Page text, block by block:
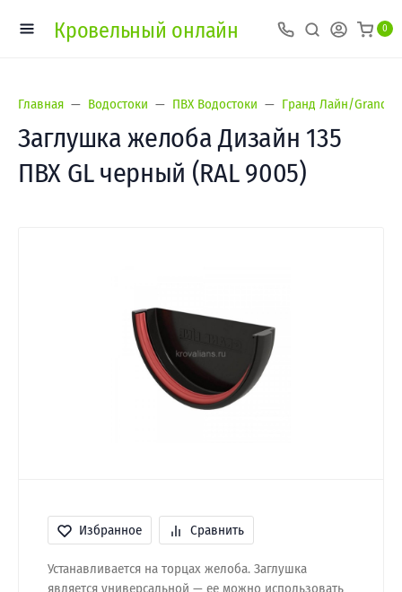
Кровельный онлайн 0
Главная Водостоки ПВХ Водостоки Гранд Лайн/Grand
Заглушка желоба Дизайн 135
ПВХ GL черный (RAL 9005)
Избранное Сравнить
Устанавливается на торцах желоба. Заглушка
является универсальной — ее можно использовать